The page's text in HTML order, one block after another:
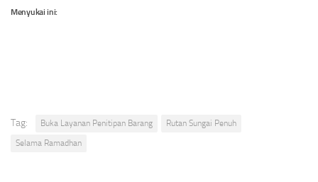
Menyukai ini:
Tag: Buka Layanan Penitipan Barang
Rutan Sungai Penuh
Selama Ramadhan